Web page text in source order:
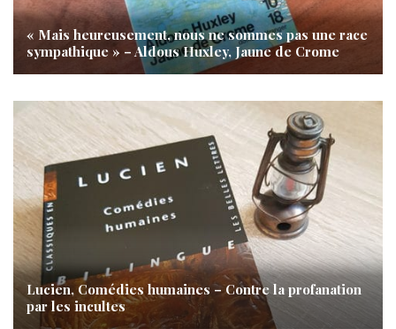
« Mais heureusement, nous ne sommes pas une race
sympathique » – Aldous Huxley, Jaune de Crome
Lucien, Comédies humaines – Contre la profanation
par les incultes